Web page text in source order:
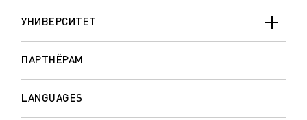
УНИВЕРСИТЕТ
ПАРТНЁРАМ
LANGUAGES